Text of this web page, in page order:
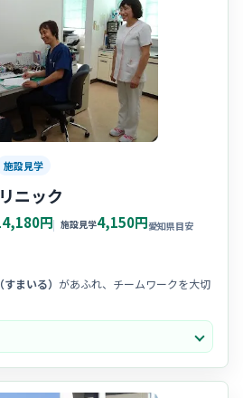
施設見学
ニック
円 施設見学4,150円愛知県目安
まいる） があふれ、チームワークを大切
寧な方なので、困った時もすぐに相談でき
、患者様もスタッフも心地よく過ごせるリ